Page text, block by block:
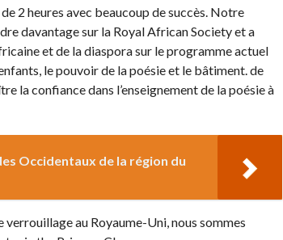
2 heures avec beaucoup de succès. Notre
davantage sur la Royal African Society et a
et de la diaspora sur le programme actuel
le pouvoir de la poésie et le bâtiment. de
la confiance dans l’enseignement de la poésie à
Occidentaux de la région du
au Royaume-Uni, nous sommes